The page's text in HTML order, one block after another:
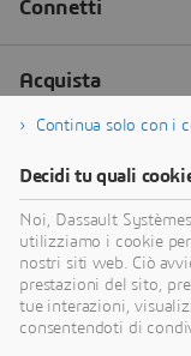
Continua solo con i
Decidi tu quali
Noi, Dassault
utilizziamo i cookie
nostri siti web. Ciò
prestazioni del sito,
tue interazioni,
consentendoti di